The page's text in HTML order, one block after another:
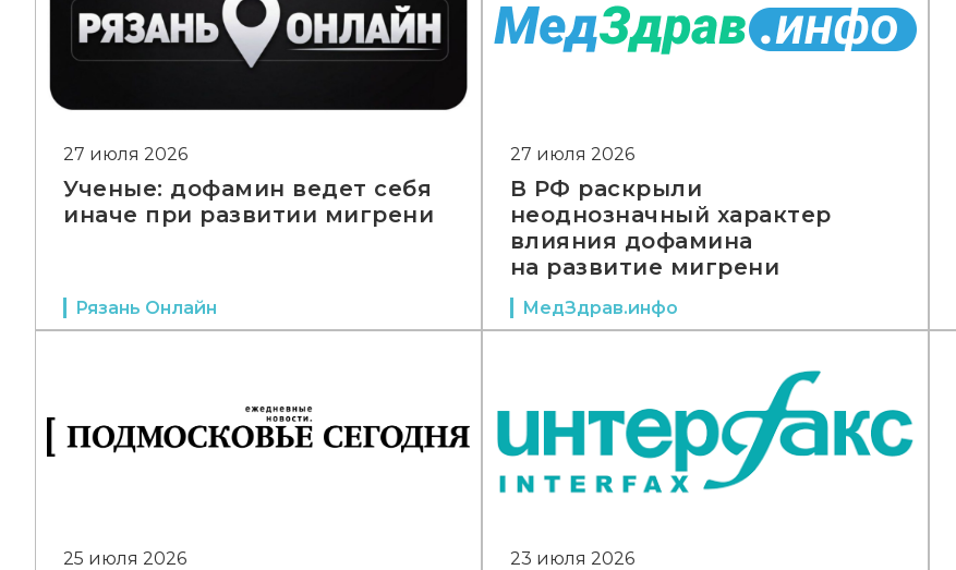
27 июля 2026
Ученые: дофамин ведет себя
иначе при развитии мигрени
Рязань Онлайн
27 июля 2026
В РФ раскрыли
неоднозначный характер
влияния дофамина
на развитие мигрени
МедЗдрав.инфо
25 июля 2026 23 июля 2026